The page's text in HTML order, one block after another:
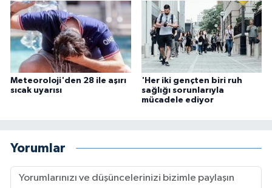
Meteoroloji'den 28 ile aşırı
sıcak uyarısı
'Her iki gençten biri ruh
sağlığı sorunlarıyla
mücadele ediyor
Yorumlar